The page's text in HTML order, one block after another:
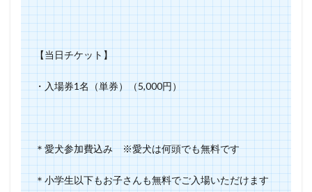
【当日チケット】
・入場券1名（単券）（5,000円）
＊愛犬参加費込み ※愛犬は何頭でも無料です
＊小学生以下もお子さんも無料でご入場いただけます